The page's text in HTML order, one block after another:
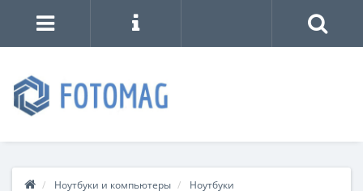
Ноутбуки и компьютеры Ноутбуки